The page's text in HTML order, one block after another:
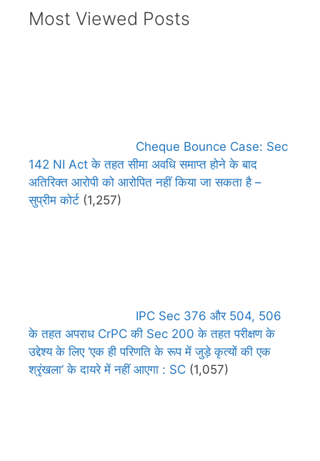
Most Viewed Posts
Cheque Bounce Case: Sec
142 NI Act के तहत सीमा अवधि समाप्त होने के बाद
अतिरिक्त आरोपी को आरोपित नहीं किया जा सकता है –
सुप्रीम कोर्ट (1,257)
IPC Sec 376 और 504, 506
के तहत अपराध CrPC की Sec 200 के तहत परीक्षण के
उद्देश्य के लिए ‘एक ही परिणति के रूप में जुड़े कृत्यों की एक
श्रृंखला’ के दायरे में नहीं आएगा : SC (1,057)